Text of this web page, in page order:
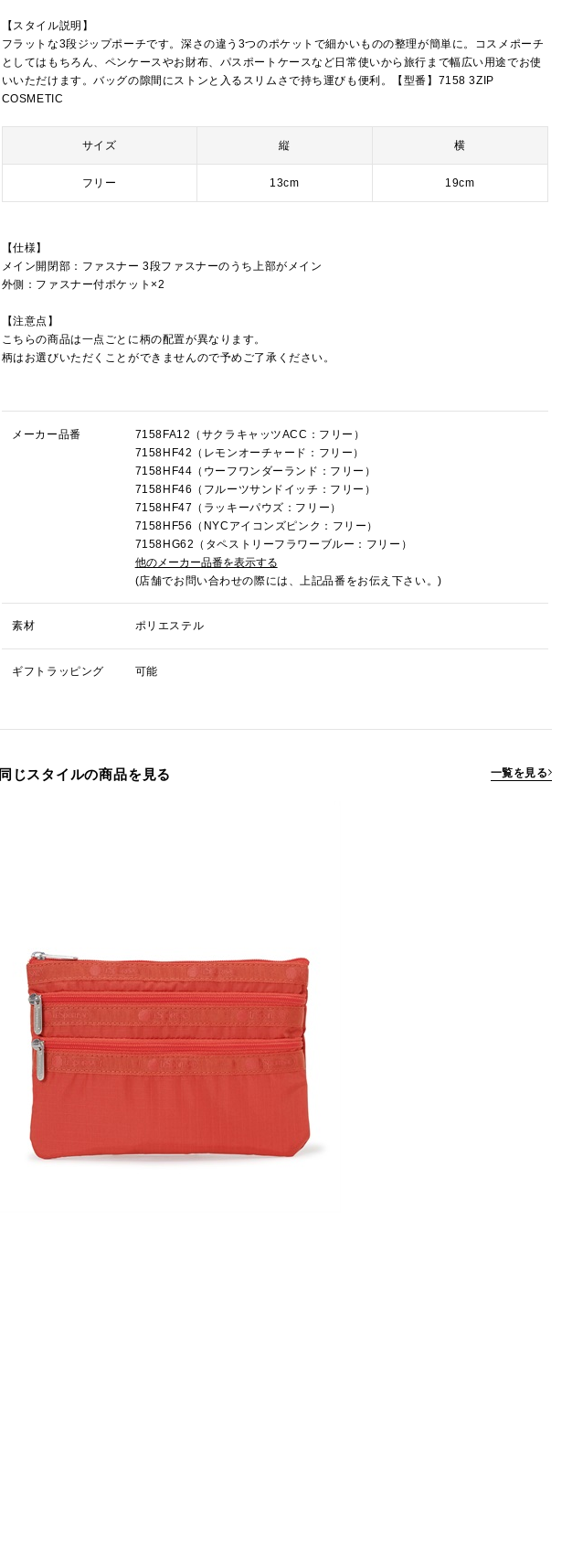
【スタイル説明】
フラットな3段ジップポーチです。深さの違う3つのポケットで細かいものの整理が簡単に。コスメポーチ
としてはもちろん、ペンケースやお財布、パスポートケースなど日常使いから旅行まで幅広い用途でお使
いいただけます。バッグの隙間にストンと入るスリムさで持ち運びも便利。【型番】7158 3ZIP
COSMETIC
サイズ 縦 横
フリー 13cm 19cm
【仕様】
メイン開閉部：ファスナー 3段ファスナーのうち上部がメイン
外側：ファスナー付ポケット×2
【注意点】
こちらの商品は一点ごとに柄の配置が異なります。
柄はお選びいただくことができませんので予めご了承ください。
メーカー品番
7158FA12（サクラキャッツACC：フリー）
7158HF42（レモンオーチャード：フリー）
7158HF44（ウーフワンダーランド：フリー）
7158HF46（フルーツサンドイッチ：フリー）
7158HF47（ラッキーパウズ：フリー）
7158HF56（NYCアイコンズピンク：フリー）
7158HG62（タペストリーフラワーブルー：フリー）
他のメーカー品番を表示する
(店舗でお問い合わせの際には、上記品番をお伝え下さい。)
素材 ポリエステル
ギフトラッピング 可能
同じスタイルの商品を見る 一覧を見る